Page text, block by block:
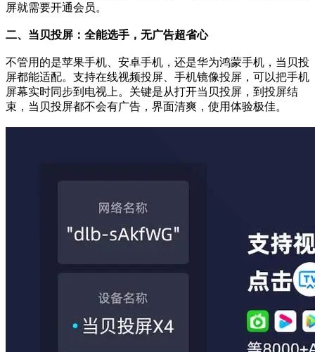
屏就需要开通会员。
二、当贝投屏：全能选手，无广告超省心
不管用的是苹果手机、安卓手机，还是华为鸿蒙手机，当贝投
屏都能适配。支持在线视频投屏、手机镜像投屏，可以把手机
屏幕实时同步到电视上。关键是从打开当贝投屏，到投屏结
束，当贝投屏都不会有广告，界面清爽，使用体验极佳。